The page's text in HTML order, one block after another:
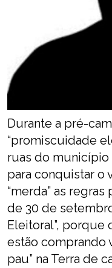
Durante a pré-
“promiscuidade
ruas do município
para conquistar o
“merda” as
de 30 de
Eleitoral”, porque
estão comprando
pau” na Terra de